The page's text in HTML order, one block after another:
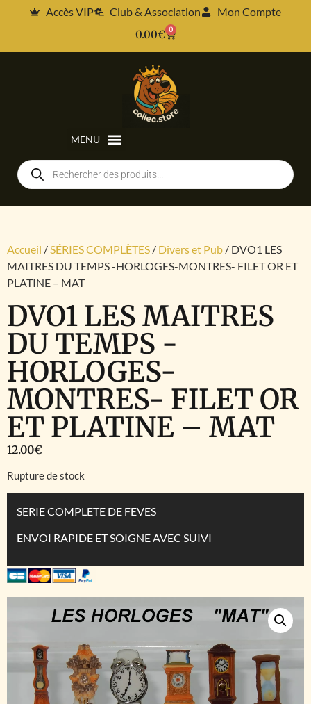
Accès VIP Club & Association
Mon Compte
0.00€ 0
Accueil /SÉRIES COMPLÈTES / Divers et Pub / DVO1 LES
MAITRES DU TEMPS -HORLOGES-MONTRES- FILET OR ET
PLATINE – MAT
DVO1 LES MAITRES
DU TEMPS -
HORLOGES-
MONTRES- FILET OR
ET PLATINE – MAT
12.00€
Rupture de stock
SERIE COMPLETE DE FEVES
ENVOI RAPIDE ET SOIGNE AVEC SUIVI